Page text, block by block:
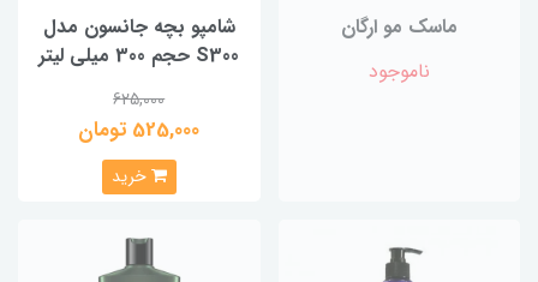
ماسک مو ارگان
ناموجود
شامپو بچه جانسون مدل
S300 حجم 300 میلی‌ لیتر
625,000
525,000 تومان
خرید